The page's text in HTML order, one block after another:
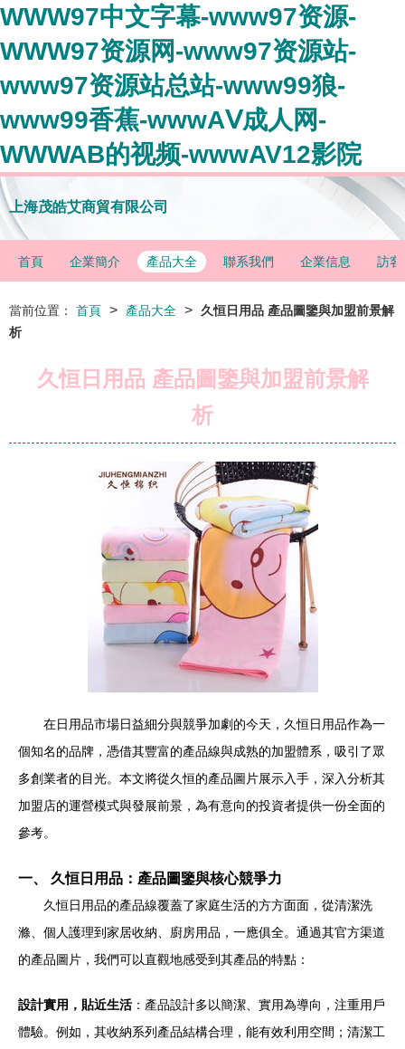
WWW97中文字幕-www97资源-
WWW97资源网-www97资源站-
www97资源站总站-www99狼-
www99香蕉-wwwAⅤ成人网-
WWWAB的视频-wwwAV12影院
上海茂皓艾商貿有限公司
首頁 企業簡介 產品大全 聯系我們 企業信息 訪客
當前位置： 首頁 > 產品大全 > 久恒日用品 產品圖鑒與加盟前景解
析
久恒日用品 產品圖鑒與加盟前景解
析
在日用品市場日益細分與競爭加劇的今天，久恒日用品作為一
個知名的品牌，憑借其豐富的產品線與成熟的加盟體系，吸引了眾
多創業者的目光。本文將從久恒的產品圖片展示入手，深入分析其
加盟店的運營模式與發展前景，為有意向的投資者提供一份全面的
參考。
一、 久恒日用品：產品圖鑒與核心競爭力
久恒日用品的產品線覆蓋了家庭生活的方方面面，從清潔洗
滌、個人護理到家居收納、廚房用品，一應俱全。通過其官方渠道
的產品圖片，我們可以直觀地感受到其產品的特點：
設計實用，貼近生活 ：產品設計多以簡潔、實用為導向，注重用戶
體驗。例如，其收納系列產品結構合理，能有效利用空間；清潔工